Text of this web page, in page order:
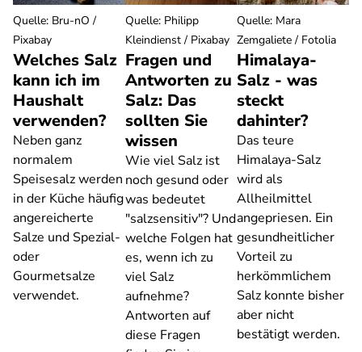
Welches Salz
kann ich im
Haushalt
verwenden?
Neben ganz
normalem
Speisesalz werden
in der Küche häufig
angereicherte
Salze und Spezial-
oder
Gourmetsalze
verwendet.
Quelle: Bru-nO /
Pixabay
Fragen und
Antworten zu
Salz: Das
sollten Sie
wissen
Wie viel Salz ist
noch gesund oder
was bedeutet
"salzsensitiv"? Und
welche Folgen hat
es, wenn ich zu
viel Salz
aufnehme?
Antworten auf
diese Fragen
Quelle: Philipp
Kleindienst / Pixabay
Himalaya-
Salz - was
steckt
dahinter?
Das teure
Himalaya-Salz
wird als
Allheilmittel
angepriesen. Ein
gesundheitlicher
Vorteil zu
herkömmlichem
Salz konnte bisher
aber nicht
bestätigt werden.
Quelle: Mara
Zemgaliete / Fotolia